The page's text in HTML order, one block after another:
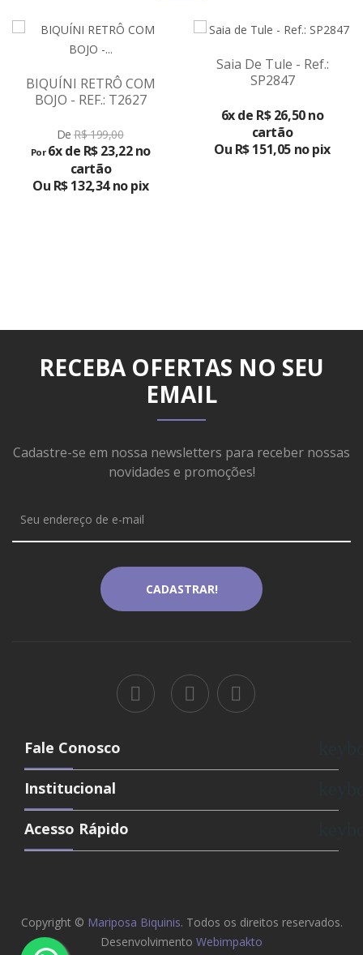
BIQUÍNI RETRÔ COM
BOJO - REF.: T2627
DeR$ 199,00
Por 6x de R$ 23,22 no
cartão
Ou R$ 132,34 no pix
Saia De Tule - Ref.:
SP2847
6x de R$ 26,50 no
cartão
Ou R$ 151,05 no pix
VER
PRODUTO
RECEBA OFERTAS NO SEU
EMAIL
Cadastre-se em nossa newsletters para receber nossas
novidades e promoções!
Fale Conosco
Institucional
Acesso Rápido
Copyright © Mariposa Biquinis. Todos os direitos reservados.
Desenvolvimento Webimpakto